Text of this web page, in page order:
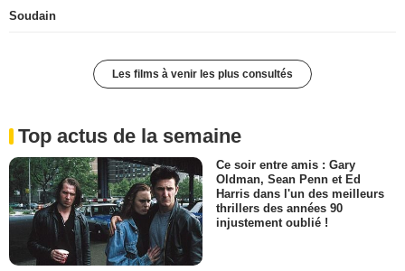
Soudain
Les films à venir les plus consultés
Top actus de la semaine
Ce soir entre amis : Gary
Oldman, Sean Penn et Ed
Harris dans l'un des meilleurs
thrillers des années 90
injustement oublié !